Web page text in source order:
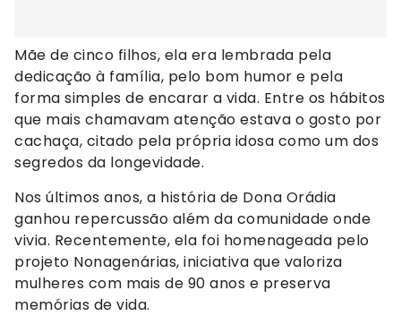
Mãe de cinco filhos, ela era lembrada pela
dedicação à família, pelo bom humor e pela
forma simples de encarar a vida. Entre os hábitos
que mais chamavam atenção estava o gosto por
cachaça, citado pela própria idosa como um dos
segredos da longevidade.
Nos últimos anos, a história de Dona Orádia
ganhou repercussão além da comunidade onde
vivia. Recentemente, ela foi homenageada pelo
projeto Nonagenárias, iniciativa que valoriza
mulheres com mais de 90 anos e preserva
memórias de vida.